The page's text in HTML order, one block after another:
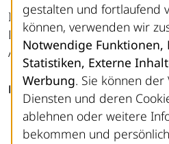
Impressum
Datenschutz
AGB
FOLGEN SIE UNS
LinkedIn
Instagram
gestalten und fortlaufend
können, verwenden wir
Notwendige Funktionen,
Statistiken, Externe
Werbung. Sie können
Diensten und deren
ablehnen oder weitere
bekommen und